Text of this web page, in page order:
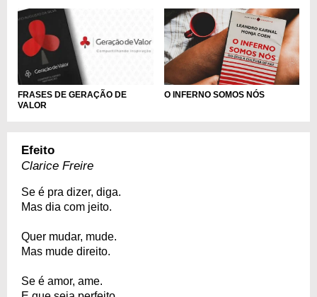
FRASES DE GERAÇÃO DE
VALOR
O INFERNO SOMOS NÓS
Efeito
Clarice Freire
Se é pra dizer, diga.
Mas dia com jeito.
Quer mudar, mude.
Mas mude direito.
Se é amor, ame.